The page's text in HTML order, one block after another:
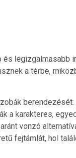
legizgalmasabb
a térbe,
a karakteres,
vonzó
fejtámlát, hol